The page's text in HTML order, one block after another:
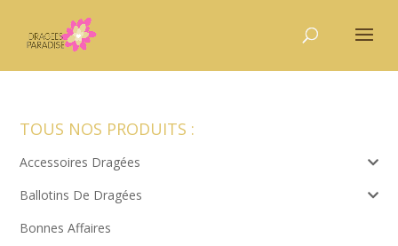
TOUS NOS PRODUITS :
Accessoires Dragées
Ballotins De Dragées
Bonnes Affaires